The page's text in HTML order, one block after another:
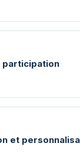
participation
et